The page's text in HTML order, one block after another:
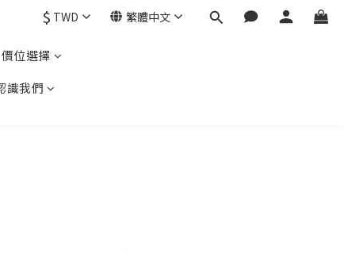
$ TWD 繁體中文
位選擇
識我們